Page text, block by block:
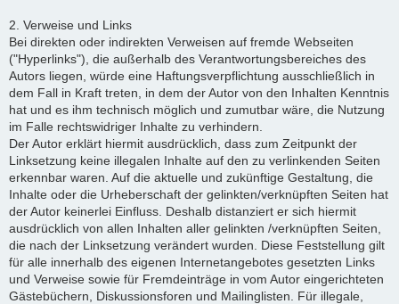
2. Verweise und Links
Bei direkten oder indirekten Verweisen auf fremde Webseiten
("Hyperlinks"), die außerhalb des Verantwortungsbereiches des
Autors liegen, würde eine Haftungsverpflichtung ausschließlich in
dem Fall in Kraft treten, in dem der Autor von den Inhalten Kenntnis
hat und es ihm technisch möglich und zumutbar wäre, die Nutzung
im Falle rechtswidriger Inhalte zu verhindern.
Der Autor erklärt hiermit ausdrücklich, dass zum Zeitpunkt der
Linksetzung keine illegalen Inhalte auf den zu verlinkenden Seiten
erkennbar waren. Auf die aktuelle und zukünftige Gestaltung, die
Inhalte oder die Urheberschaft der gelinkten/verknüpften Seiten hat
der Autor keinerlei Einfluss. Deshalb distanziert er sich hiermit
ausdrücklich von allen Inhalten aller gelinkten /verknüpften Seiten,
die nach der Linksetzung verändert wurden. Diese Feststellung gilt
für alle innerhalb des eigenen Internetangebotes gesetzten Links
und Verweise sowie für Fremdeinträge in vom Autor eingerichteten
Gästebüchern, Diskussionsforen und Mailinglisten. Für illegale,